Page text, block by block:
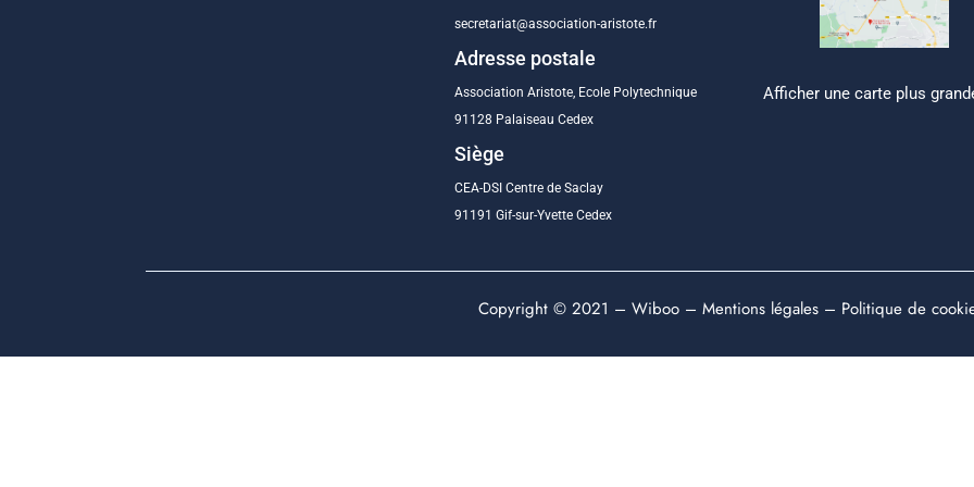
secretariat@association-aristote.fr
Adresse postale
Association Aristote, Ecole Polytechnique
91128 Palaiseau Cedex
Siège
CEA-DSI Centre de Saclay
91191 Gif-sur-Yvette Cedex
Afficher une carte plus
Copyright © 2021 – Wiboo– Mentions légales– Politique de